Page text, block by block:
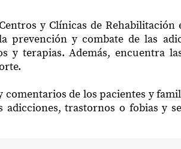
y Clínicas de
prevención y combate de las
y terapias. Además, encuentra
comentarios de los pacientes y
adicciones, trastornos o fobias y